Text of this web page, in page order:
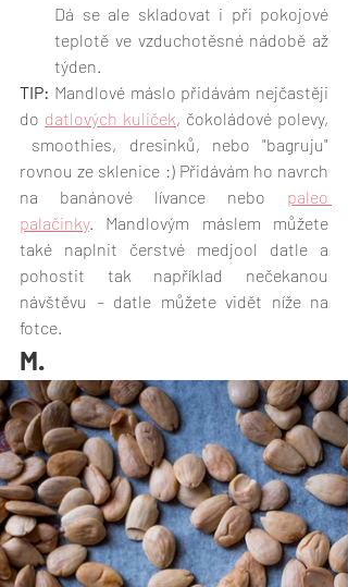
Dá se ale skladovat i při pokojové
teplotě ve vzduchotěsné nádobě až
týden.
TIP: Mandlové máslo přidávám nejčastěji
do datlových kuliček, čokoládové polevy,
smoothies, dresinků, nebo "bagruju"
rovnou ze sklenice :) Přidávám ho navrch
na banánové lívance nebo paleo
palačinky. Mandlovým máslem můžete
také naplnit čerstvé medjool datle a
pohostit tak například nečekanou
návštěvu – datle můžete vidět níže na
fotce.
M.